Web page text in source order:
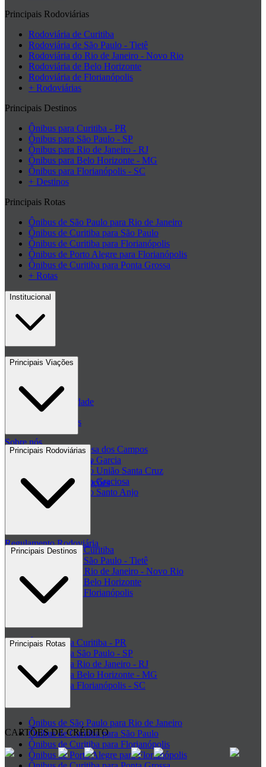
Principais Rodoviárias
Rodoviária de Curitiba
Rodoviária de São Paulo - Tietê
Rodoviária do Rio de Janeiro - Novo Rio
Rodoviária de Belo Horizonte
Rodoviária de Florianópolis
+ Rodoviárias
Principais Destinos
Ônibus para Curitiba - PR
Ônibus para São Paulo - SP
Ônibus para Rio de Janeiro - RJ
Ônibus para Belo Horizonte - MG
Ônibus para Florianópolis - SC
+ Destinos
Principais Rotas
Ônibus de São Paulo para Rio de Janeiro
Ônibus de Curitiba para São Paulo
Ônibus de Curitiba para Florianópolis
Ônibus de Porto Alegre para Florianópolis
Ônibus de Curitiba para Ponta Grossa
+ Rotas
Institucional
Contato
Políticas de Privacidade
Passagens de ônibus
Sobre nós
Central de ajuda - FAQ
Regulamento de Promoções
Clube de ofertas
Regulamento Rodoviária
Principais Viações
Passagem Princesa dos Campos
Passagem Viação Garcia
Passagem Viação União Santa Cruz
Passagem Viação Graciosa
Passagem Viação Santo Anjo
+ Viações
Principais Rodoviárias
Rodoviária de Curitiba
Rodoviária de São Paulo - Tietê
Rodoviária do Rio de Janeiro - Novo Rio
Rodoviária de Belo Horizonte
Rodoviária de Florianópolis
+ Rodoviárias
Ônibus para Curitiba - PR
Ônibus para São Paulo - SP
Ônibus para Rio de Janeiro - RJ
Ônibus para Belo Horizonte - MG
Ônibus para Florianópolis - SC
Principais Rotas
Ônibus de São Paulo para Rio de Janeiro
Ônibus de Curitiba para São Paulo
Ônibus de Curitiba para Florianópolis
Ônibus de Porto Alegre para Florianópolis
CARTÕES DE CRÉDITO